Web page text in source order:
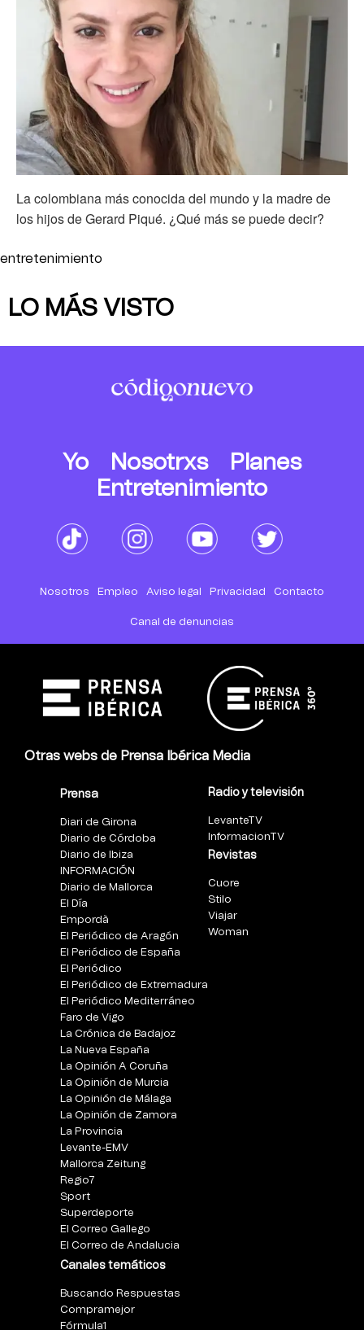
La colombiana más conocida del mundo y la madre de
los hijos de Gerard Piqué. ¿Qué más se puede decir?
entretenimiento
LO MÁS VISTO
Yo Nosotrxs
Planes
Entretenimiento
Nosotros Empleo Aviso legal Privacidad Contacto
Canal de denuncias
Otras webs de Prensa Ibérica Media
Prensa
Diari de Girona
Diario de Córdoba
Diario de Ibiza
INFORMACIÓN
Diario de Mallorca
El Día
Empordà
El Periódico de Aragón
El Periódico de España
El Periódico
El Periódico de Extremadura
El Periódico Mediterráneo
Faro de Vigo
La Crónica de Badajoz
La Nueva España
La Opinión A Coruña
La Opinión de Murcia
La Opinión de Málaga
La Opinión de Zamora
La Provincia
Levante-EMV
Mallorca Zeitung
Regio7
Sport
Superdeporte
El Correo Gallego
El Correo de Andalucia
Canales temáticos
Buscando Respuestas
Compramejor
Fórmula1
Radio y televisión
LevanteTV
InformacionTV
Revistas
Cuore
Stilo
Viajar
Woman